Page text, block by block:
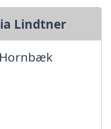
Lindtner